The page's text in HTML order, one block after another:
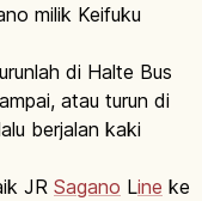
milik Keifuku
di Halte Bus
atau turun di
berjalan kaki
JR Sagano Line ke